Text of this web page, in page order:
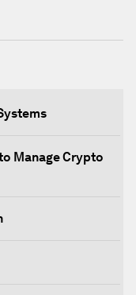
Manage Crypto